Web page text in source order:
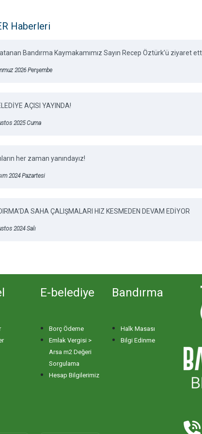
Haberleri
Bandırma Kaymakamımız Sayın Recep Öztürk’ü ziyaret
2026 Perşembe
AÇISI YAYINDA!
2025 Cuma
her zaman yanındayız!
2024 Pazartesi
SAHA ÇALIŞMALARI HIZ KESMEDEN DEVAM EDİYOR
2024 Salı
E-belediye
Borç Ödeme
Emlak Vergisi >
Arsa m2 Değeri
Sorgulama
Hesap Bilgilerimiz
Bandırma
Halk Masası
Bilgi Edinme